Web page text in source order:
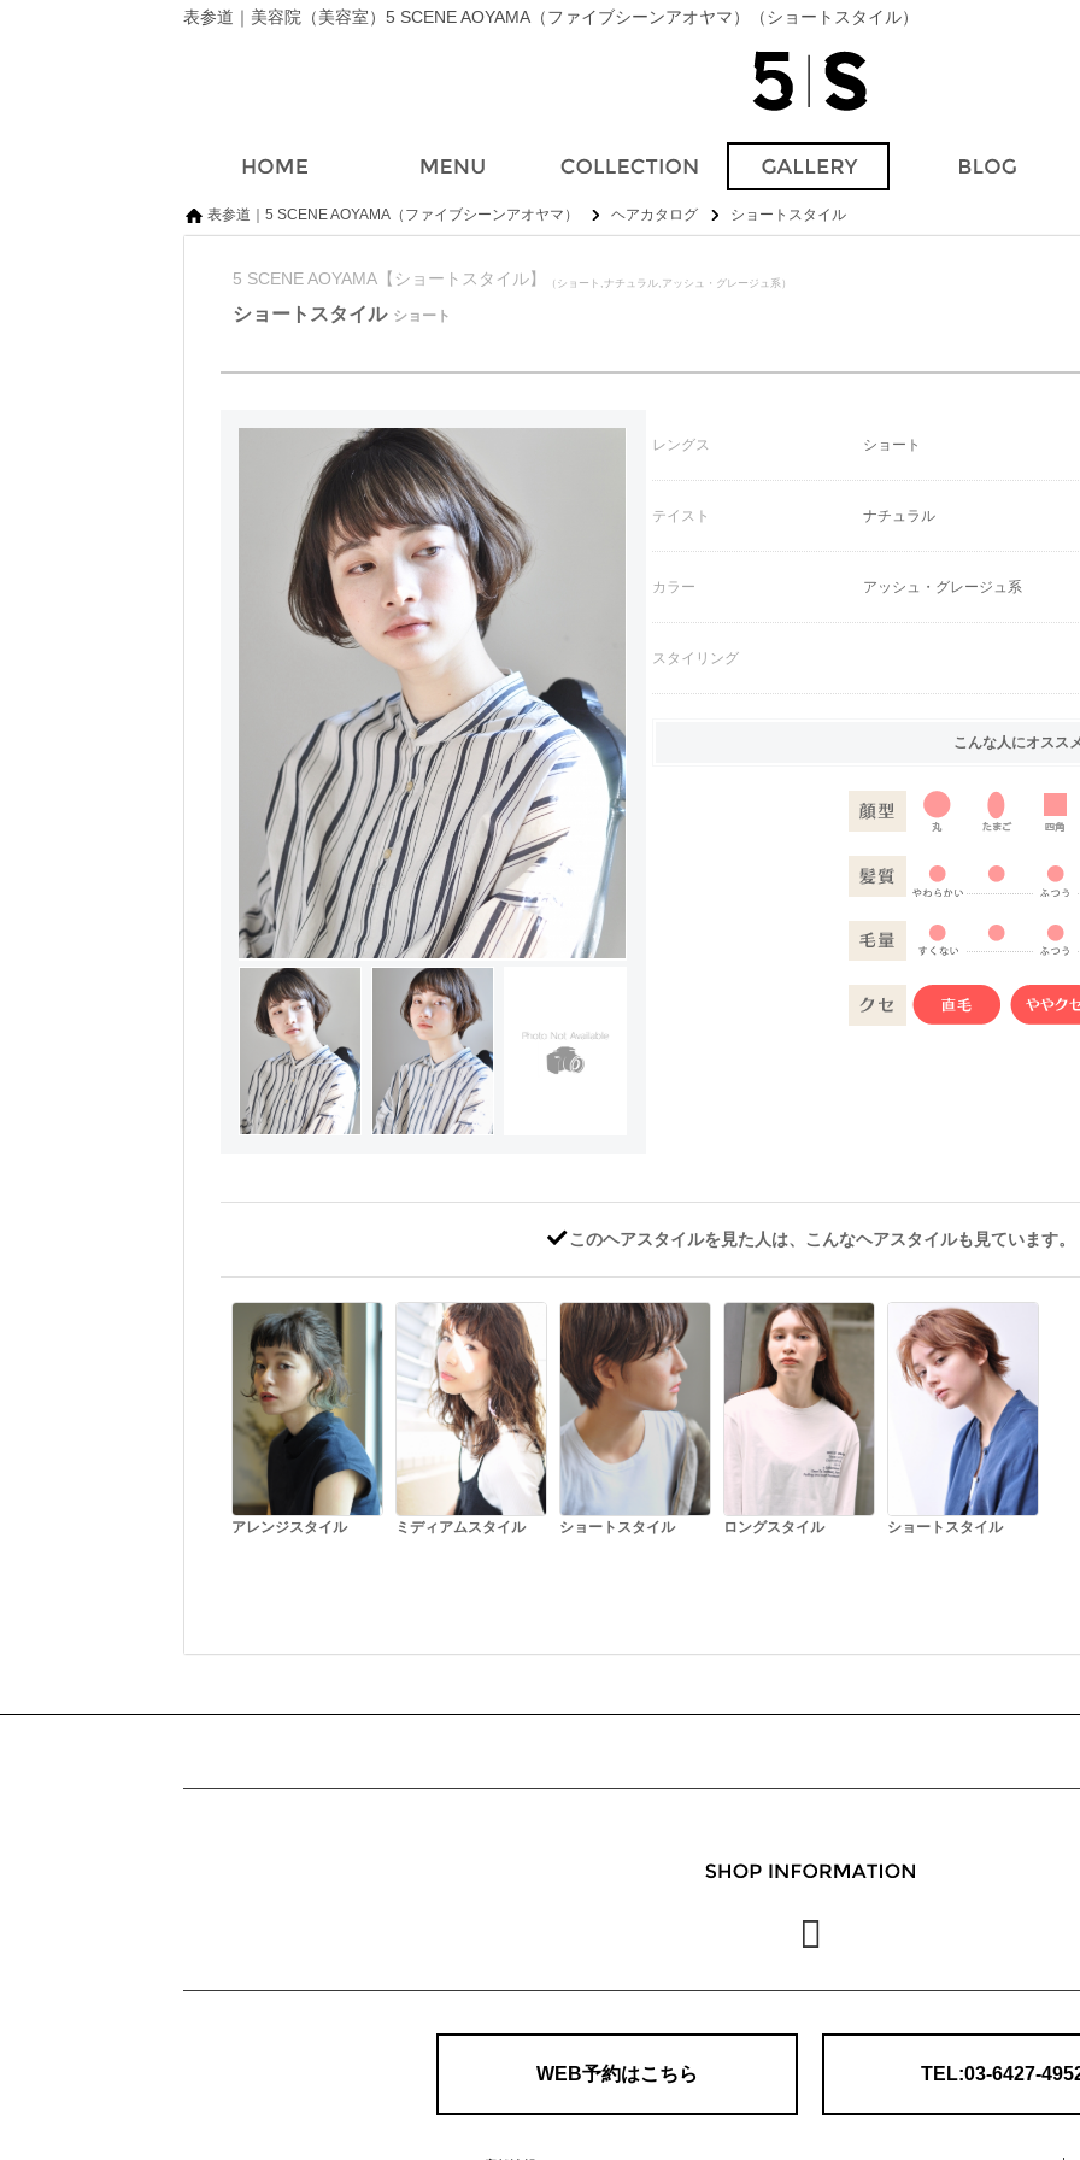
表参道｜美容院（美容室）5 SCENE AOYAMA（ファイブシーンアオヤマ）（ショートスタイル）
表参道｜5 SCENE AOYAMA（ファイブシーンアオヤマ） ヘアカタログ ショートスタイル
5 SCENE AOYAMA【ショートスタイル】 （ショート,ナチュラル,アッシュ・グレージュ系）
ショートスタイル ショート
レングス ショート
テイスト ナチュラル
カラー アッシュ・グレージュ系
スタイリング
こんな人にオスス
このヘアスタイルを見た人は、こんなヘアスタイルも見ています。
アレンジスタイル ミディアムスタイル ショートスタイル ロングスタイル ショートスタイル
WEB予約はこちら TEL:03-6427-